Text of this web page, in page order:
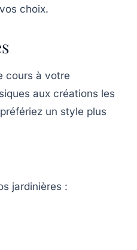
choix.
cours à votre
aux créations les
un style plus
jardinières :